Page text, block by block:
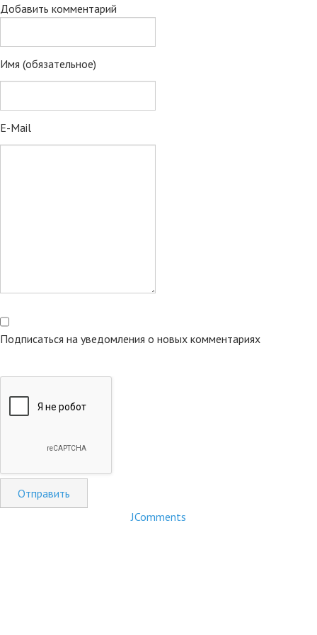
Добавить комментарий
Имя (обязательное)
E-Mail
Подписаться на уведомления о новых комментариях
Отправить
JComments